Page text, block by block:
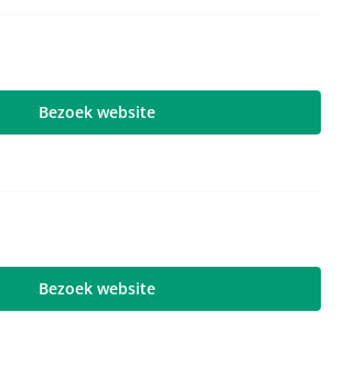
Bezoek website
Bezoek website